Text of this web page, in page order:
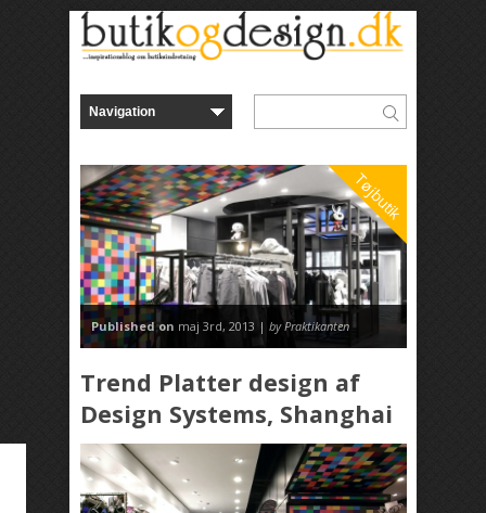
Tøjbutik
Published on maj 3rd, 2013 | by Praktikanten
Trend Platter design af
Design Systems, Shanghai